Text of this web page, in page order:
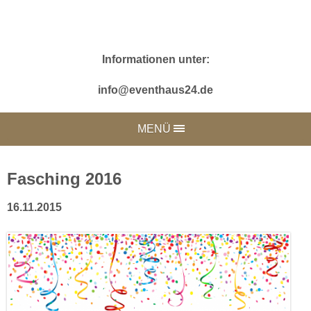
Informationen unter:
info@eventhaus24.de
MENÜ
Fasching 2016
16.11.2015